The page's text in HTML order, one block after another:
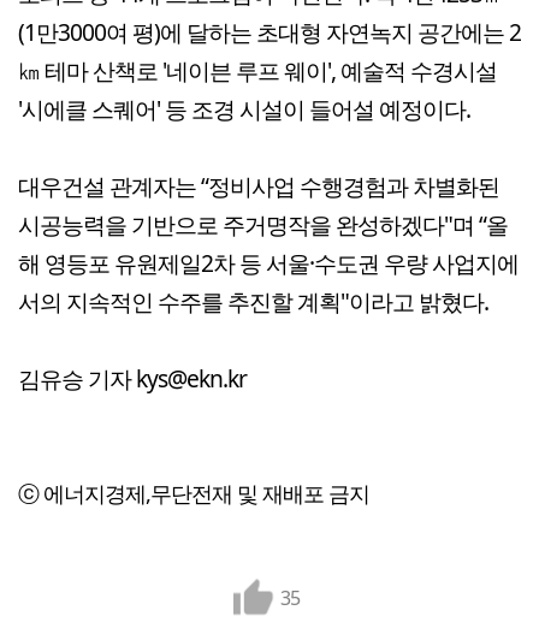
(1만3000여 평)에 달하는 초대형 자연녹지 공간에는 2
㎞ 테마 산책로 '네이븐 루프 웨이', 예술적 수경시설
'시에클 스퀘어' 등 조경 시설이 들어설 예정이다.
대우건설 관계자는 “정비사업 수행경험과 차별화된
시공능력을 기반으로 주거명작을 완성하겠다"며 “올
해 영등포 유원제일2차 등 서울·수도권 우량 사업지에
서의 지속적인 수주를 추진할 계획"이라고 밝혔다.
김유승 기자 kys@ekn.kr
ⓒ 에너지경제,무단전재 및 재배포 금지
35